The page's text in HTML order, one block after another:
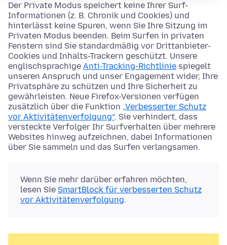
Der Private Modus speichert keine Ihrer Surf-
Informationen (z. B. Chronik und Cookies) und
hinterlässt keine Spuren, wenn Sie Ihre Sitzung im
Privaten Modus beenden. Beim Surfen in privaten
Fenstern sind Sie standardmäßig vor Drittanbieter-
Cookies und Inhalts-Trackern geschützt. Unsere
englischsprachige Anti-Tracking-Richtlinie spiegelt
unseren Anspruch und unser Engagement wider, Ihre
Privatsphäre zu schützen und Ihre Sicherheit zu
gewährleisten. Neue Firefox-Versionen verfügen
zusätzlich über die Funktion „Verbesserter Schutz
vor Aktivitätenverfolgung“. Sie verhindert, dass
versteckte Verfolger Ihr Surfverhalten über mehrere
Websites hinweg aufzeichnen, dabei Informationen
über Sie sammeln und das Surfen verlangsamen.
Wenn Sie mehr darüber erfahren möchten,
lesen Sie SmartBlock für verbesserten Schutz
vor Aktivitätenverfolgung.